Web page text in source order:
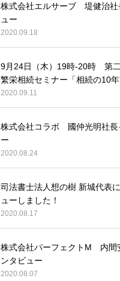
株式会社エルサーブ 堤健治社
ュー
2020.09.18
9月24日（木）19時‐20時 第
繁栄相続セミナー「相続の10年
るべき3つの事とは！？」
2020.09.11
株式会社コラボ 國仲光明社長
ー
2020.08.24
司法書士法人想の樹 新城代表
ューしました！
2020.08.17
株式会社パーフェクトM 内間
ンタビュー
2020.08.07